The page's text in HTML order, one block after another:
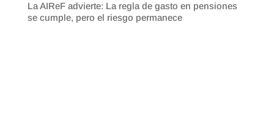
La AIReF advierte: La regla de gasto en pensiones
se cumple, pero el riesgo permanece